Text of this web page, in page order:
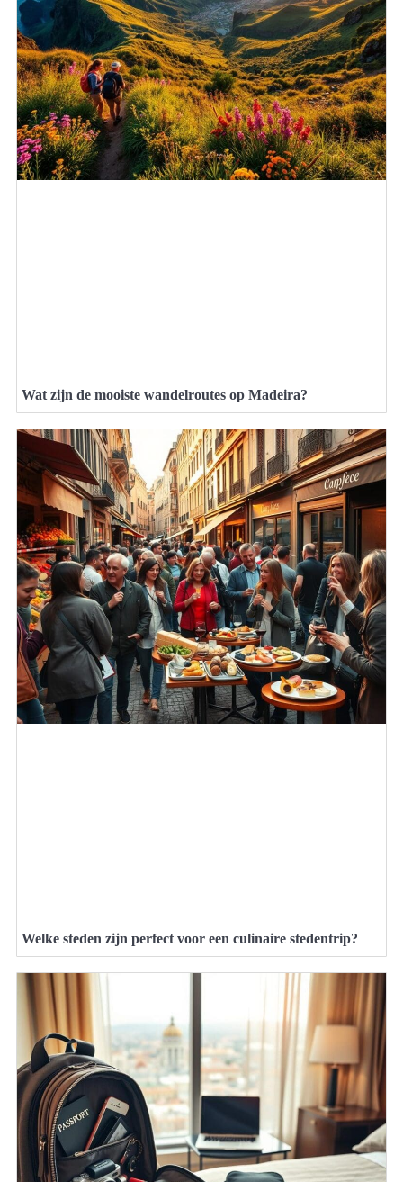
Wat zijn de mooiste wandelroutes op Madeira?
Welke steden zijn perfect voor een culinaire stedentrip?